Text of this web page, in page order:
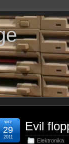
Evil
Elektronika
wrz
29
2011